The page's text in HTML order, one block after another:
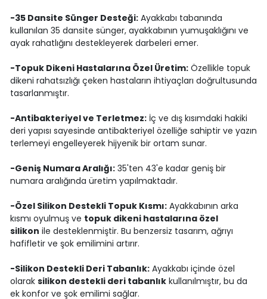
-35 Dansite Sünger Desteği:Ayakkabı tabanında
kullanılan 35 dansite sünger, ayakkabının yumuşaklığını ve
ayak rahatlığını destekleyerek darbeleri emer.
-Topuk Dikeni Hastalarına Özel Üretim:Özellikle topuk
dikeni rahatsızlığı çeken hastaların ihtiyaçları doğrultusunda
tasarlanmıştır.
-Antibakteriyel ve Terletmez:İç ve dış kısımdaki hakiki
deri yapısı sayesinde antibakteriyel özelliğe sahiptir ve yazın
terlemeyi engelleyerek hijyenik bir ortam sunar.
-Geniş Numara Aralığı:35'ten 43'e kadar geniş bir
numara aralığında üretim yapılmaktadır.
-Özel Silikon Destekli Topuk Kısmı:Ayakkabının arka
kısmı oyulmuş ve topuk dikeni hastalarına özel
silikon ile desteklenmiştir. Bu benzersiz tasarım, ağrıyı
hafifletir ve şok emilimini artırır.
-Silikon Destekli Deri Tabanlık:Ayakkabı içinde özel
olarak silikon destekli deri tabanlıkkullanılmıştır, bu da
ek konfor ve şok emilimi sağlar.